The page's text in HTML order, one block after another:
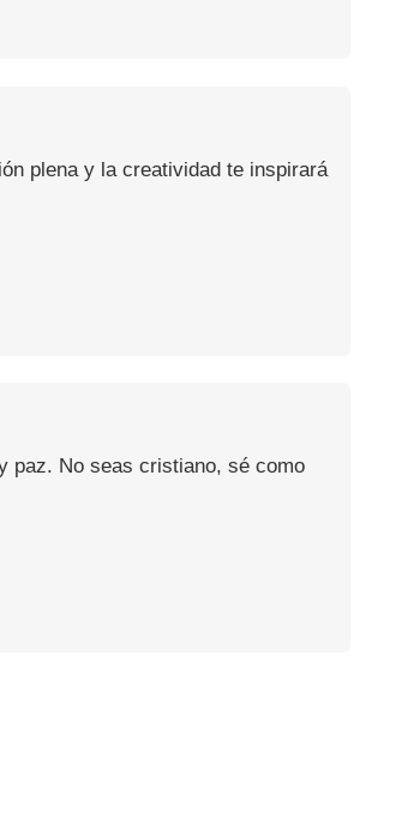
plena y la creatividad te inspirará
paz. No seas cristiano, sé como